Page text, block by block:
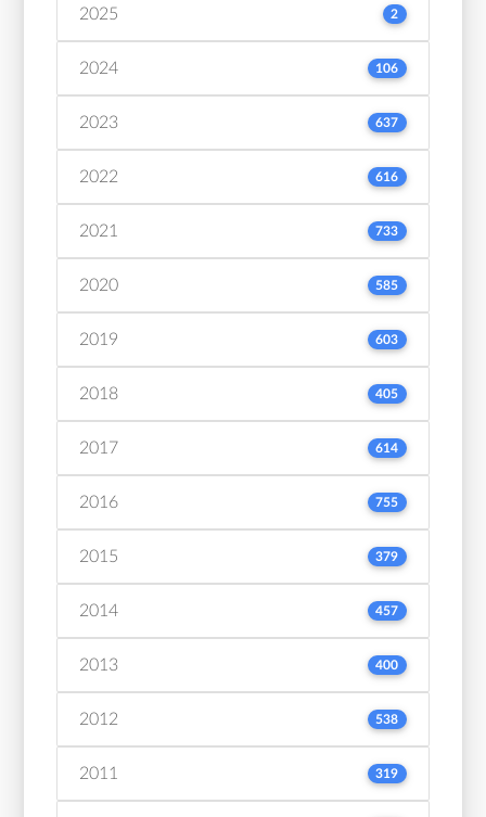
2025 2
2024 106
2023 637
2022 616
2021 733
2020 585
2019 603
2018 405
2017 614
2016 755
2015 379
2014 457
2013 400
2012 538
2011 319